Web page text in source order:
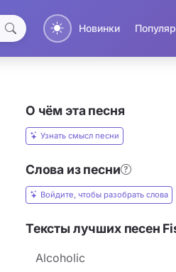
Новинки
О чём эта песня
Узнать смысл песни
Слова из песни
Войдите, чтобы разобрать слова
Тексты лучших песен
Alcoholic